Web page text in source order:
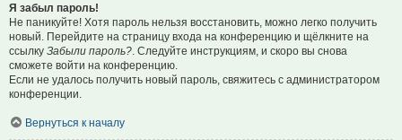
Я забыл пароль!
Не паникуйте! Хотя пароль нельзя восстановить, можно легко получить
новый. Перейдите на страницу входа на конференцию и щёлкните на
ссылку Забыли пароль? . Следуйте инструкциям, и скоро вы снова
сможете войти на конференцию.
Если не удалось получить новый пароль, свяжитесь с администратором
конференции.
Вернуться к началу